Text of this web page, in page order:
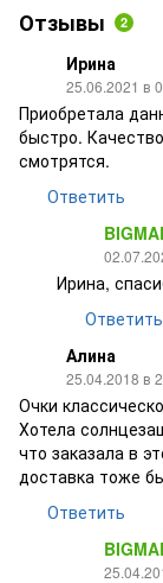
Отзывы 2
Ирина
25.06.2021 в
Приобретала
быстро.
смотрятся.
Ответить
Ирина,
Ответить
Алина
25.04.2018 в
Очки
Хотела
что заказала в
доставка тоже
Ответить